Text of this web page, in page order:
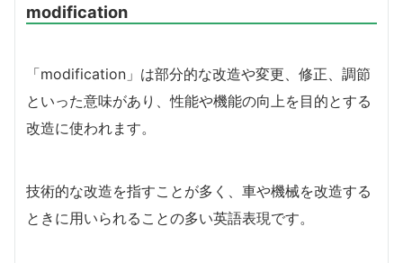
modification
「modification」は部分的な改造や変更、修正、調節
といった意味があり、性能や機能の向上を目的とする
改造に使われます。
技術的な改造を指すことが多く、車や機械を改造する
ときに用いられることの多い英語表現です。